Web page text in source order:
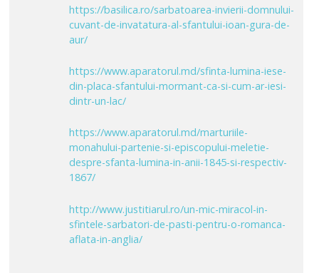
https://basilica.ro/sarbatoarea-invierii-domnului-
cuvant-de-invatatura-al-sfantului-ioan-gura-de-
aur/
https://www.aparatorul.md/sfinta-lumina-iese-
din-placa-sfantului-mormant-ca-si-cum-ar-iesi-
dintr-un-lac/
https://www.aparatorul.md/marturiile-
monahului-partenie-si-episcopului-meletie-
despre-sfanta-lumina-in-anii-1845-si-respectiv-
1867/
http://www.justitiarul.ro/un-mic-miracol-in-
sfintele-sarbatori-de-pasti-pentru-o-romanca-
aflata-in-anglia/